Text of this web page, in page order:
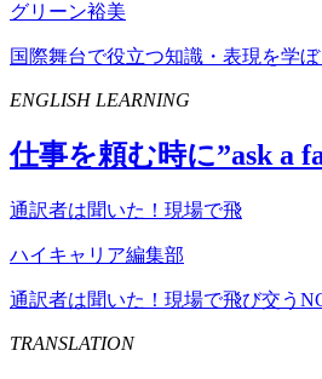
グリーン裕美
国際舞台で役立つ知識・表現を学ぼ
ENGLISH LEARNING
仕事を頼む時に”ask a
通訳者は聞いた！現場で飛
ハイキャリア編集部
通訳者は聞いた！現場で飛び交う
TRANSLATION